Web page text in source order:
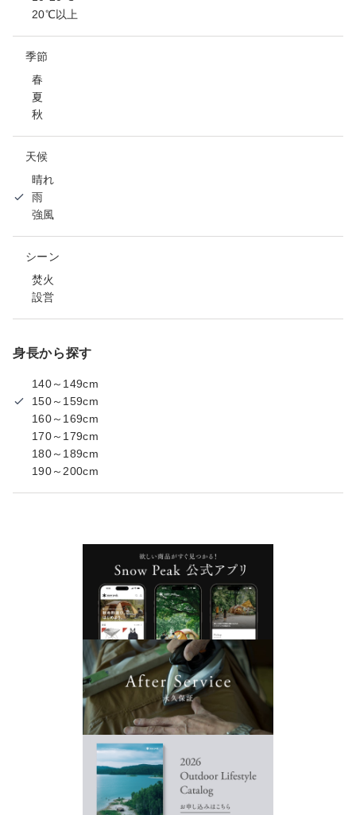
20℃以上
季節
春
夏
秋
天候
晴れ
雨
強風
シーン
焚火
設営
身長から探す
140～149cm
150～159cm
160～169cm
170～179cm
180～189cm
190～200cm